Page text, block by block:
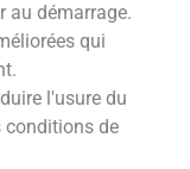
au démarrage.
qui
l'usure du
conditions de